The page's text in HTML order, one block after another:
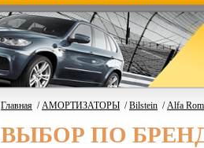
Главная /АМОРТИЗАТОРЫ /Bilstein /Alfa
ВЫБОР ПО